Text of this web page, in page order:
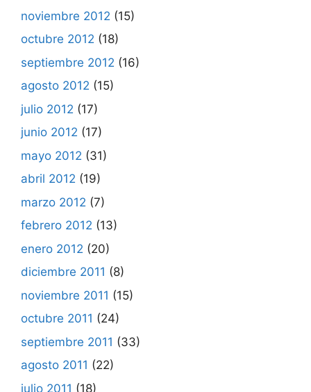
noviembre 2012 (15)
octubre 2012 (18)
septiembre 2012 (16)
agosto 2012 (15)
julio 2012 (17)
junio 2012 (17)
mayo 2012 (31)
abril 2012 (19)
marzo 2012 (7)
febrero 2012 (13)
enero 2012 (20)
diciembre 2011 (8)
noviembre 2011 (15)
octubre 2011 (24)
septiembre 2011 (33)
agosto 2011 (22)
julio 2011 (18)